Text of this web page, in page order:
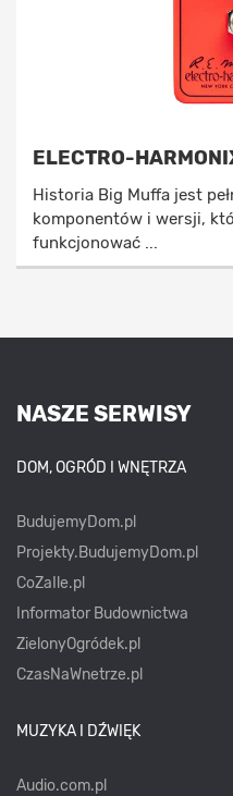
ELECTRO-
Historia Big Muffa jest
komponentów i wersji,
funkcjonować ...
NASZE SERWISY
DOM, OGRÓD I WNĘTRZA
BudujemyDom.pl
Projekty.BudujemyDom.pl
CoZaIle.pl
Informator Budownictwa
ZielonyOgródek.pl
CzasNaWnetrze.pl
MUZYKA I DŹWIĘK
Audio.com.pl